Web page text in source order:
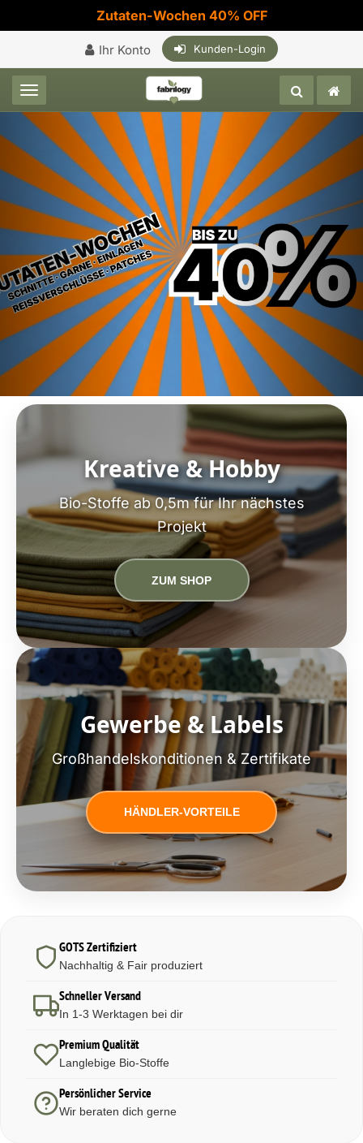
Zutaten-Wochen 40% OFF
Ihr Konto Kunden-Login
Toggle navigation
Kreative & Hobby
Bio-Stoffe ab 0,5m für Ihr nächstes
Projekt
ZUM SHOP
Gewerbe & Labels
Großhandelskonditionen & Zertifikate
HÄNDLER-VORTEILE
GOTS Zertifiziert
Nachhaltig & Fair produziert
Schneller Versand
In 1-3 Werktagen bei dir
Premium Qualität
Langlebige Bio-Stoffe
Persönlicher Service
Wir beraten dich gerne